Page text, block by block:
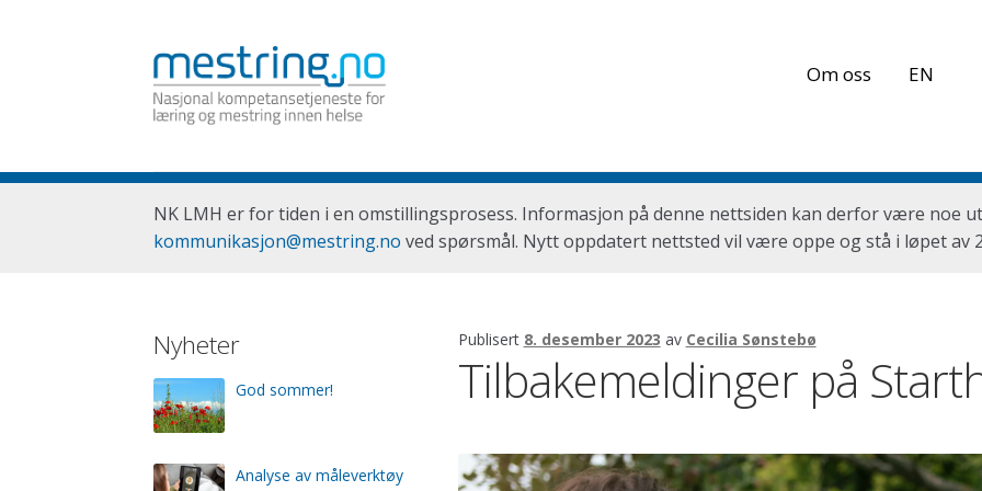
Hopp
til
navigasjon
Hopp
til
innhold
Om oss EN
NK LMH er for tiden i en omstillingsprosess. Informasjon på denne nettsiden kan derfor være noe
kommunikasjon@mestring.no ved spørsmål. Nytt oppdatert nettsted vil være oppe og stå i løpet av
Publisert 8. desember 2023 av Cecilia Sønstebø
Tilbakemeldinger på
Nyheter
God sommer!
Analyse av måleverktøy